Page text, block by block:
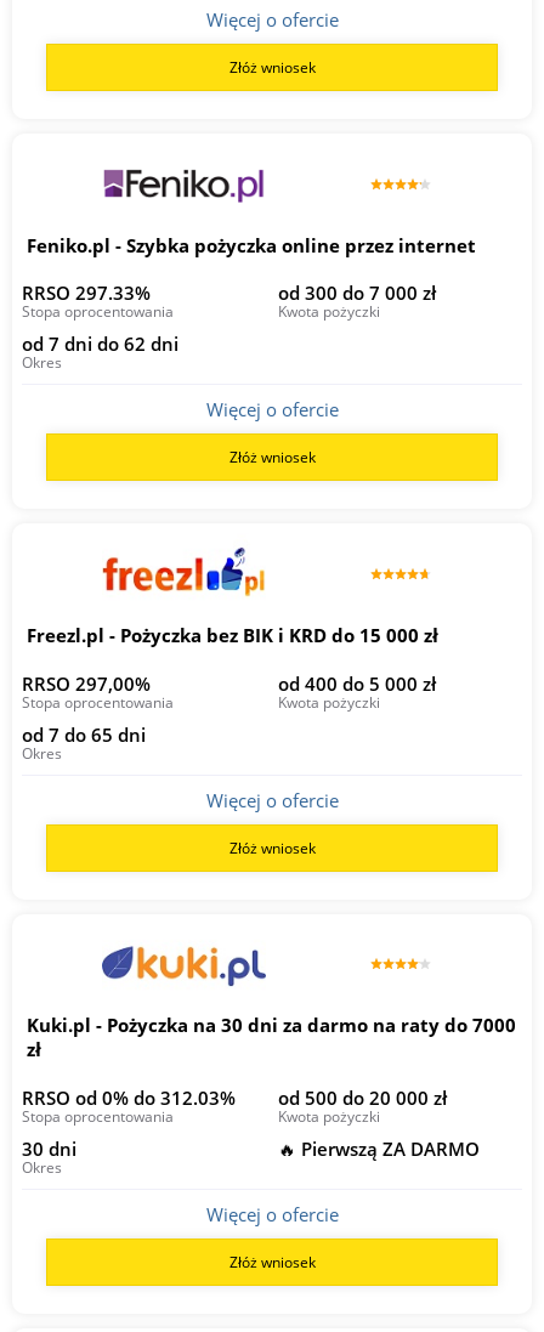
Więcej o ofercie
Złóż wniosek
Feniko.pl - Szybka pożyczka online przez internet
RRSO 297.33%
Stopa oprocentowania
od 300 do 7 000 zł
Kwota pożyczki
od 7 dni do 62 dni
Okres
Więcej o ofercie
Złóż wniosek
Freezl.pl - Pożyczka bez BIK i KRD do 15 000 zł
RRSO 297,00%
Stopa oprocentowania
od 400 do 5 000 zł
Kwota pożyczki
od 7 do 65 dni
Okres
Więcej o ofercie
Złóż wniosek
Kuki.pl - Pożyczka na 30 dni za darmo na raty do 7000
zł
RRSO od 0% do 312.03%
Stopa oprocentowania
od 500 do 20 000 zł
Kwota pożyczki
30 dni
Okres
🔥 Pierwszą ZA DARMO
Więcej o ofercie
Złóż wniosek